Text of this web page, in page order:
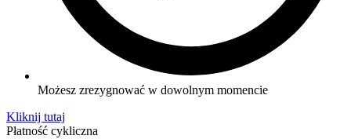
Możesz zrezygnować w dowolnym momencie
Kliknij tutaj
Płatność cykliczna